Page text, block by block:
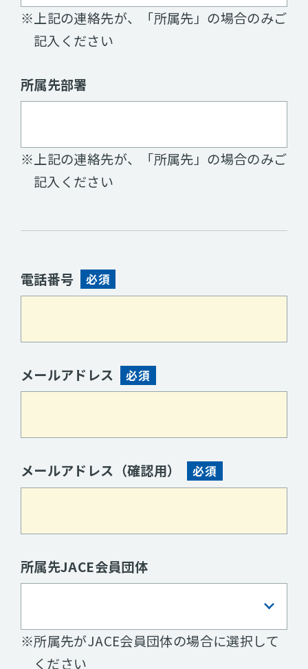
※上記の連絡先が、「所属先」の場合のみご
記入ください
所属先部署
※上記の連絡先が、「所属先」の場合のみご
記入ください
電話番号 必須
メールアドレス 必須
メールアドレス （確認用） 必須
所属先JACE会員団体
※所属先がJACE会員団体の場合に選択して
ください